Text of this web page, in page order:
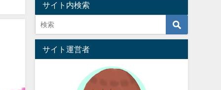
サイト内検索
サイト運営者